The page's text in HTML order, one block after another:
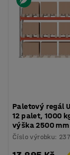
Paletový regál
12 palet, 1000
výška 2500 mm
Číslo výrobku: